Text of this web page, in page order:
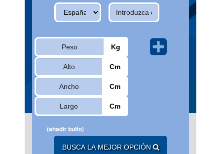
Kg
Cm
Cm
Cm
(añadir bulto)
BUSCA LA MEJOR OPCIÓN